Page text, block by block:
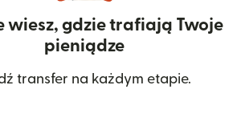
wiesz, gdzie trafiają Twoje
pieniądze
transfer na każdym etapie.